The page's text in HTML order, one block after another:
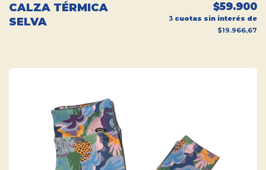
CALZA TÉRMICA
SELVA
$59.900
3 cuotas sin interés de
$19.966,67